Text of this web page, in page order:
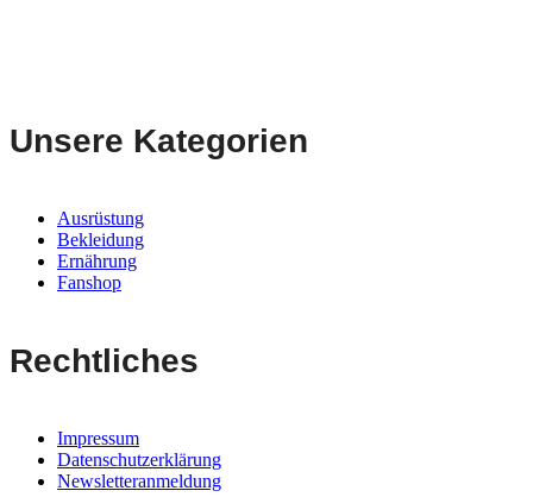
Unsere Kategorien
Ausrüstung
Bekleidung
Ernährung
Fanshop
Rechtliches
Impressum
Datenschutzerklärung
Newsletteranmeldung